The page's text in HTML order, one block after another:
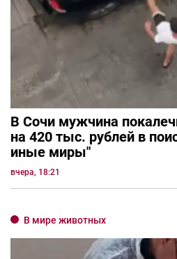
В Сочи мужчина
на 420 тыс. рублей в
иные миры"
вчера, 18:21
В мире животных